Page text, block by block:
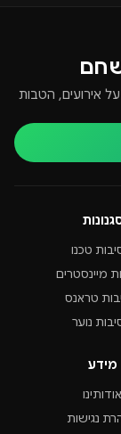
אירועים, הטבות
טכנו
מיינסטרים
טראנס
נוער
מידע
אודותינו
נגישות